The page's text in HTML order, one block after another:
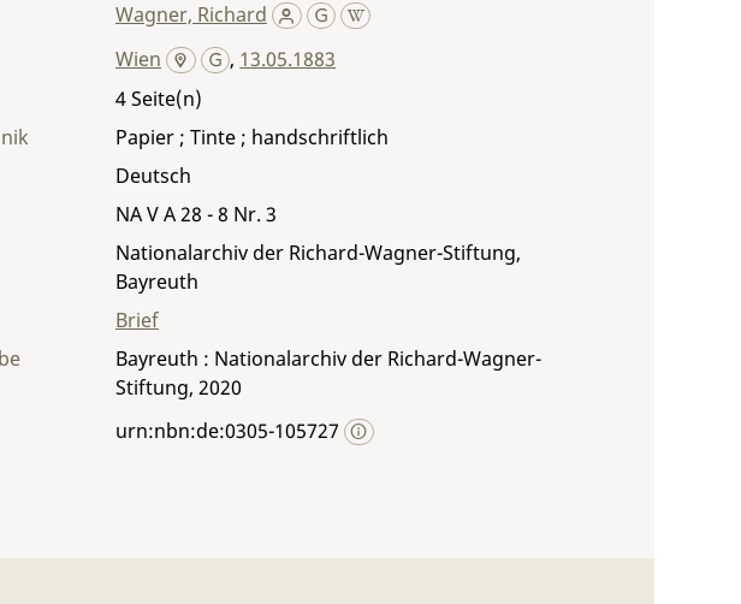
Wagner, Richard
Wien , 13.05.1883
4
Papier ; Tinte ; handschriftlich
Deutsch
NA V A 28 - 8 Nr. 3
Nationalarchiv der Richard-Wagner-Stiftung,
Bayreuth
Brief
Bayreuth : Nationalarchiv der Richard-Wagner-
Stiftung, 2020
urn:nbn:de:0305-105727